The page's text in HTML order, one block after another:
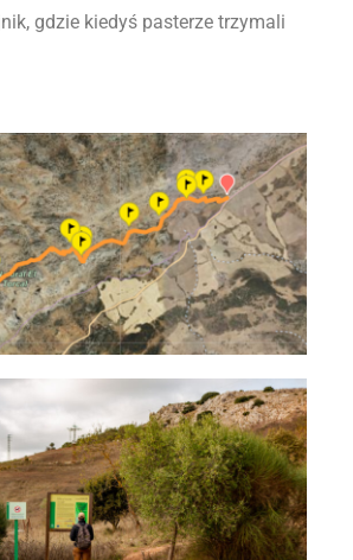
gdzie kiedyś pasterze trzymali